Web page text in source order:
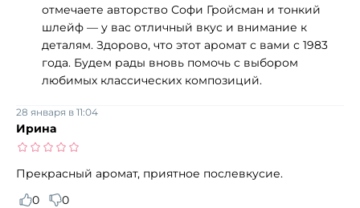
отмечаете авторство Софи Гройсман и тонкий
шлейф — у вас отличный вкус и внимание к
деталям. Здорово, что этот аромат с вами с 1983
года. Будем рады вновь помочь с выбором
любимых классических композиций.
Ирина
28 января в 11:04
Прекрасный аромат, приятное послевкусие.
0
0